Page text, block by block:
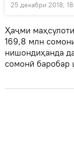
25 декабри 2018,
Ҳаҷми
169,8 млн
нишондиҳанда
сомонӣ баробар